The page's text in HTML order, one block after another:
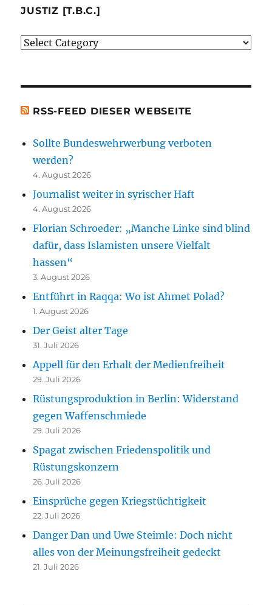
besprochenen
erwähnten
JUSTIZ [T.B.C.]
Justiz
RSS-FEED DIESER WEBSEITE
Sollte Bundeswehrwerbung verboten
werden?
4. August 2026
Journalist weiter in syrischer Haft
4. August 2026
Florian Schroeder: „Manche Linke sind blind
dafür, dass Islamisten unsere Vielfalt
hassen“
3. August 2026
Entführt in Raqqa: Wo ist Ahmet Polad?
1. August 2026
Der Geist alter Tage
31. Juli 2026
Appell für den Erhalt der Medienfreiheit
29. Juli 2026
Rüstungsproduktion in Berlin: Widerstand
gegen Waffenschmiede
29. Juli 2026
Spagat zwischen Friedenspolitik und
Rüstungskonzern
26. Juli 2026
Einsprüche gegen Kriegstüchtigkeit
22. Juli 2026
Danger Dan und Uwe Steimle: Doch nicht
alles von der Meinungsfreiheit gedeckt
21. Juli 2026